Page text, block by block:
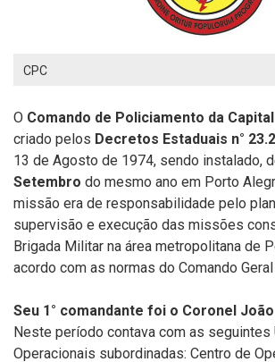
CPC
O Comando de Policiamento da Capital
criado pelos Decretos Estaduais n°
13 de Agosto de 1974, sendo instalado,
Setembro do mesmo ano em Porto
missão era de responsabilidade pelo
supervisão e execução das missões
Brigada Militar na área metropolitana de
acordo com as normas do Comando
Seu 1° comandante foi o Coronel
Neste período contava com as seguintes
Operacionais subordinadas: Centro de